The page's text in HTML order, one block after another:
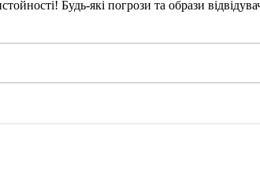
Будь-які погрози та образи